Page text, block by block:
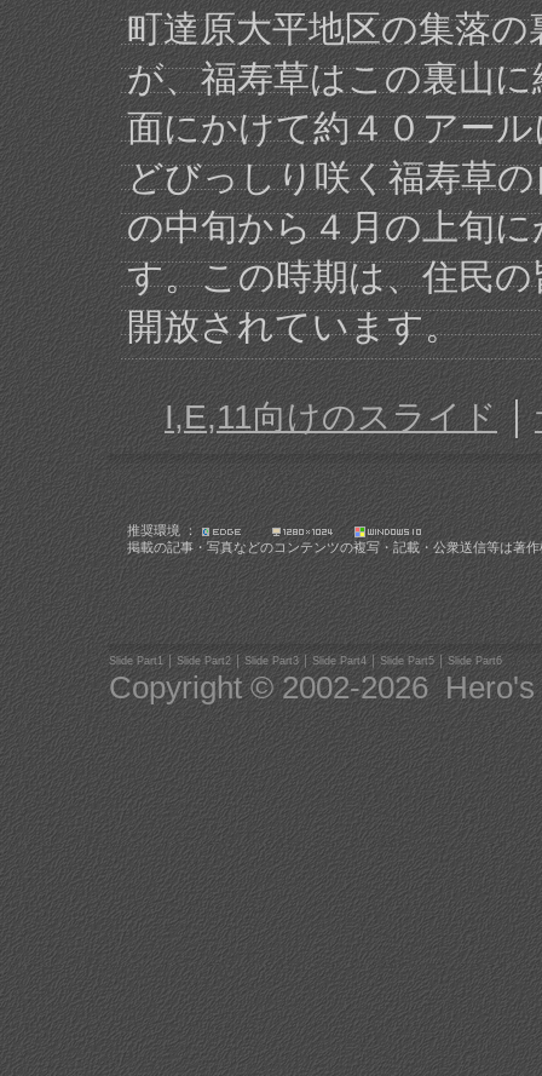
町達原大平地区の集落
が、福寿草はこの裏山
面にかけて約４０アー
どびっしり咲く福寿草
の中旬から４月の上旬
す。この時期は、住民
開放されています。
I,E,11向けのスライド｜
推奨環境 ：
掲載の記事・写真などのコンテンツの複写・記載・公衆送信等は著
Slide Part1｜ Slide Part2｜ Slide Part3｜ Slide Part4｜Slide Part5｜ Slide Part6
Copyright © 2002-2026 Hero's